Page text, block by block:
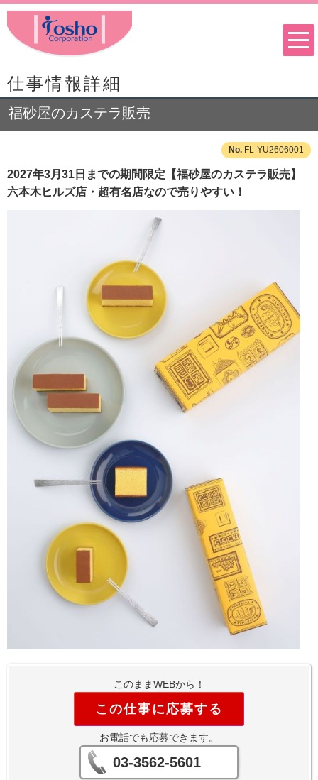
仕事情報詳細
福砂屋のカステラ販売
FL-YU2606001
2027年3月31日までの期間限定【福砂屋のカステラ販売】
六本木ヒルズ店・超有名店なので売りやすい！
このままWEBから！
この仕事に応募する
お電話でも応募できます。
03-3562-5601